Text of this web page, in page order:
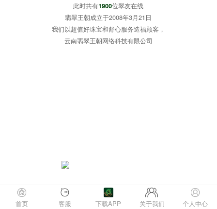
首页 客服 下载APP 关于我们 个人中心
此时共有1900位翠友在线
翡翠王朝成立于2008年3月21日
我们以超值好珠宝和舒心服务造福顾客，
云南翡翠王朝网络科技有限公司